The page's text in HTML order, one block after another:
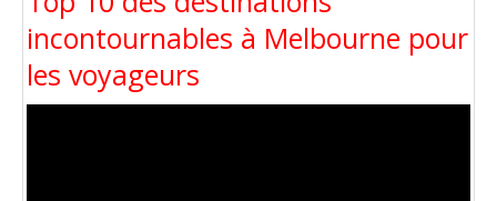
incontournables à Melbourne pour
les voyageurs